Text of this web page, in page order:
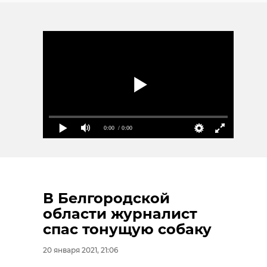
0:00 / 0:00
В Белгородской
области журналист
спас тонущую собаку
20 января 2021, 21:06